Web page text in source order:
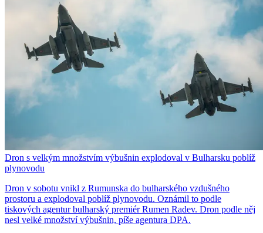
Dron s velkým množstvím výbušnin explodoval v Bulharsku poblíž
plynovodu
Dron v sobotu vnikl z Rumunska do bulharského vzdušného
prostoru a explodoval poblíž plynovodu. Oznámil to podle
tiskových agentur bulharský premiér Rumen Radev. Dron podle něj
nesl velké množství výbušnin, píše agentura DPA.